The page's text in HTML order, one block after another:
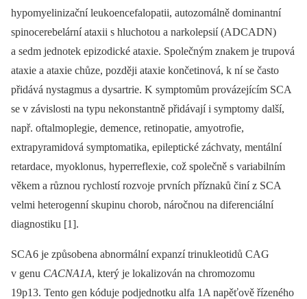
hypomyelinizační leukoencefalopatii, autozomálně dominantní
spinocerebelární ataxii s hluchotou a narkolepsií (ADCADN)
a sedm jednotek epizodické ataxie. Společným znakem je trupová
ataxie a ataxie chůze, později ataxie končetinová, k ní se často
přidává nystagmus a dysartrie. K symptomům provázejícím SCA
se v závislosti na typu nekonstantně přidávají i symptomy další,
např. oftalmoplegie, demence, retinopatie, amyotrofie,
extrapyramidová symptomatika, epileptické záchvaty, mentální
retardace, myoklonus, hyperreflexie, což společně s variabilním
věkem a různou rychlostí rozvoje prvních příznaků činí z SCA
velmi heterogenní skupinu chorob, náročnou na diferenciální
diagnostiku [1].
SCA6 je způsobena abnormální expanzí trinukleotidů CAG
v genu CACNA1A, který je lokalizován na chromozomu
19p13. Tento gen kóduje podjednotku alfa 1A napěťově řízeného